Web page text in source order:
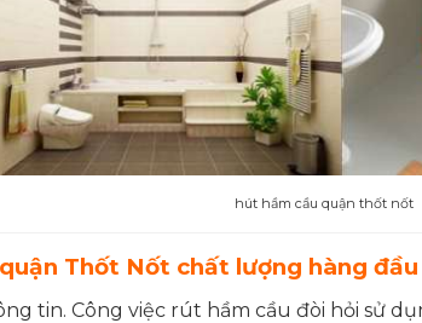
hút hầm cầu quận thốt nốt
Thốt Nốt chất lượng hàng đầu
tin. Công việc rút hầm cầu đòi hỏi sử